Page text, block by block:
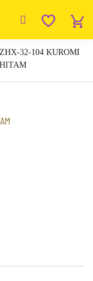
ZHX-32-104 KUROMI
HITAM